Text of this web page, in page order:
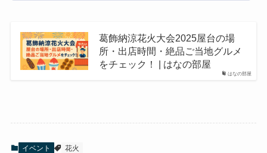
はなの部屋
葛飾納涼花火大会2025屋台の場
所・出店時間・絶品ご当地グルメ
をチェック！ | はなの部屋
イベント 花火